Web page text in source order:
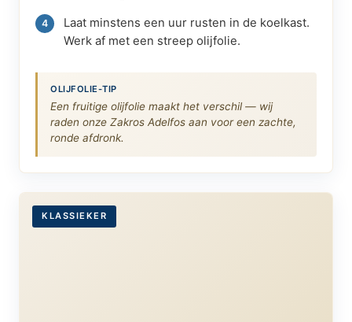
Laat minstens een uur rusten in de koelkast.
Werk af met een streep olijfolie.
OLIJFOLIE-TIP
Een fruitige olijfolie maakt het verschil — wij
raden onze Zakros Adelfos aan voor een zachte,
ronde afdronk.
KLASSIEKER